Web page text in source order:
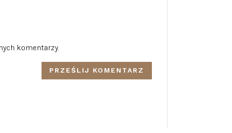
komentarzy.